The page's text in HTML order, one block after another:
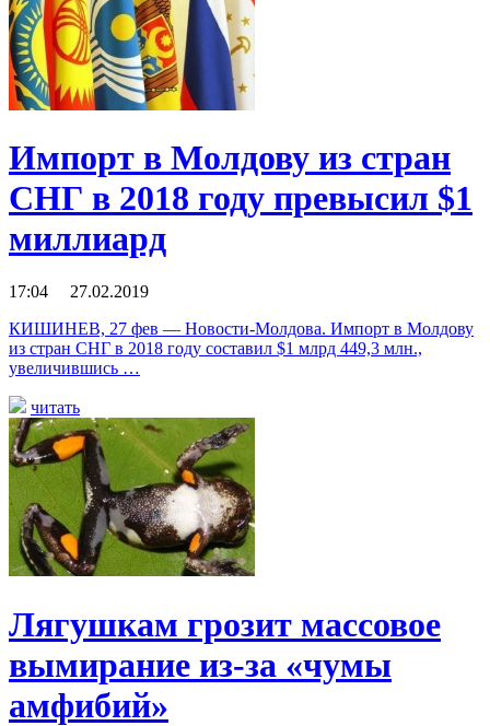
Импорт в Молдову из стран
СНГ в 2018 году превысил $1
миллиард
17:04 27.02.2019
КИШИНЕВ, 27 фев — Новости-Молдова. Импорт в Молдову
из стран СНГ в 2018 году составил $1 млрд 449,3 млн.,
увеличившись …
читать
Лягушкам грозит массовое
вымирание из-за «чумы
амфибий»